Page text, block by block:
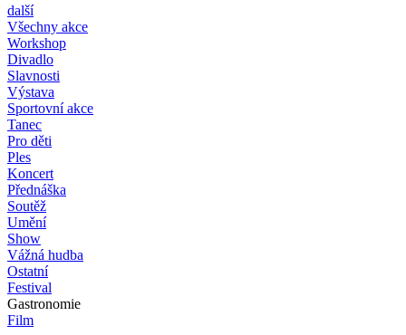
další
Všechny akce
Workshop
Divadlo
Slavnosti
Výstava
Sportovní akce
Tanec
Pro děti
Ples
Koncert
Přednáška
Soutěž
Umění
Show
Vážná hudba
Ostatní
Festival
Gastronomie
Film